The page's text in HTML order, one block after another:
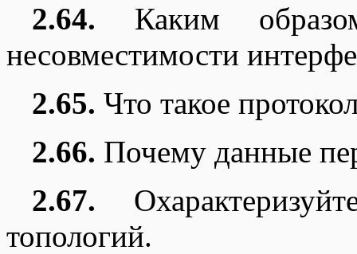
2.64. Каким
несовместимости
2.65. Что такое
2.66. Почему данные
2.67.
топологий.